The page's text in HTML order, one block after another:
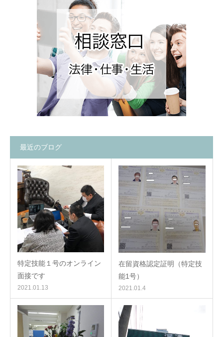
最近のブログ
特定技能１号のオンライン
面接です
2021.01.13
在留資格認定証明（特定技
能1号）
2021.01.4